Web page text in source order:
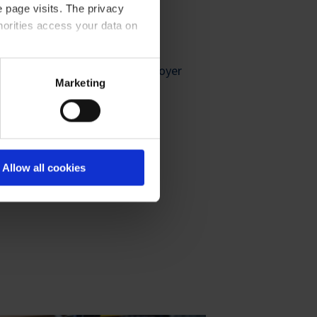
page visits. The privacy
access your data on
Marketing
Allow all cookies
d’innocuité et nous les envoyer